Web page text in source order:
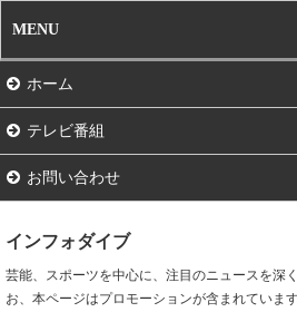
MENU
ホーム
テレビ番組
お問い合わせ
インフォダイブ
芸能、スポーツを中心に、注目のニュースを深
お、本ページはプロモーションが含まれています